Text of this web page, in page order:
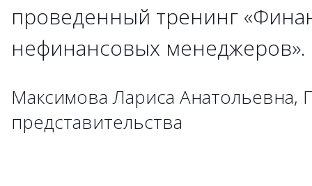
проведенный тренинг
нефинансовых
Максимова Лариса Анатольевна,
представительства
→
→
→
→
→
→
→
→
→
→
→
→ →
→
→
→
→
→
→
→
→